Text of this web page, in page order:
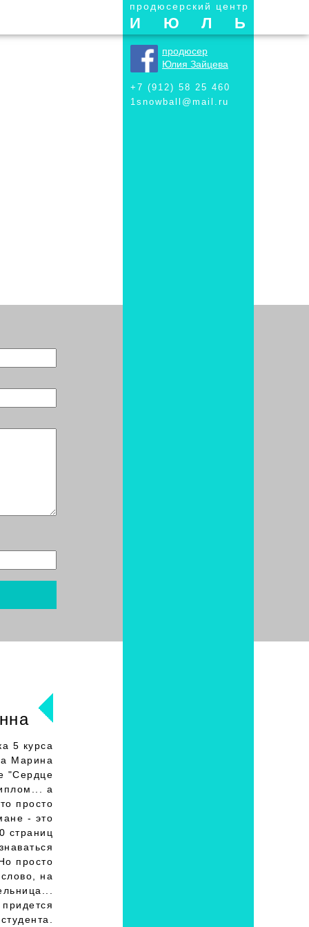
продюсерский центр
ИЮЛЬ
продюсер
Юлия Зайцева
+7 (912) 58 25 460
1snowball@mail.ru
5 курса
Марина
"Сердце
а
просто
- это
страниц
просто
на